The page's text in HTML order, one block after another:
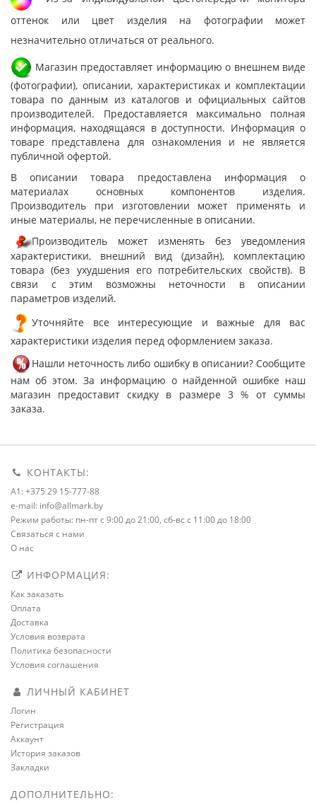
оттенок или цвет изделия на фотографии может
незначительно отличаться от реального.
Магазин предоставляет информацию о внешнем виде
(фотографии), описании, характеристиках и комплектации
товара по данным из каталогов и официальных сайтов
производителей. Предоставляется максимально полная
информация, находящаяся в доступности. Информация о
товаре представлена для ознакомления и не является
публичной офертой.
В описании товара предоставлена информация о
материалах основных компонентов изделия.
Производитель при изготовлении может применять и
иные материалы, не перечисленные в описании.
Производитель может изменять без уведомления
характеристики, внешний вид (дизайн), комплектацию
товара (без ухудшения его потребительских свойств). В
связи с этим возможны неточности в описании
параметров изделий.
Уточняйте все интересующие и важные для вас
характеристики изделия перед оформлением заказа.
Нашли неточность либо ошибку в описании? Сообщите
нам об этом. За информацию о найденной ошибке наш
магазин предоставит скидку в размере 3 % от суммы
заказа.
КОНТАКТЫ:
A1: +375 29 15-777-88
e-mail: info@allmark.by
Режим работы: пн-пт с 9:00 до 21:00, сб-вс с 11:00 до 18:00
Связаться с нами
О нас
ИНФОРМАЦИЯ:
Как заказать
Оплата
Доставка
Условия возврата
Политика безопасности
Условия соглашения
ЛИЧНЫЙ КАБИНЕТ
Логин
Регистрация
Аккаунт
История заказов
Закладки
ДОПОЛНИТЕЛЬНО: